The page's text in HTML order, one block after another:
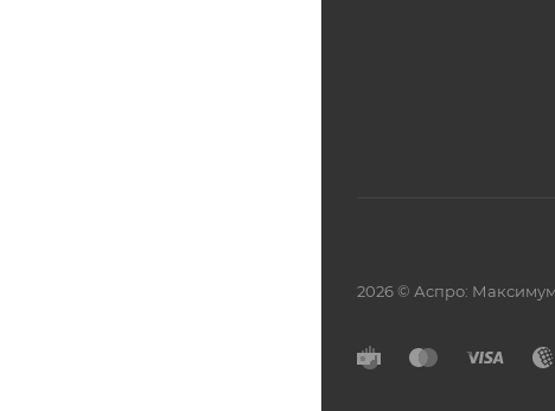
2026 © Аспро: